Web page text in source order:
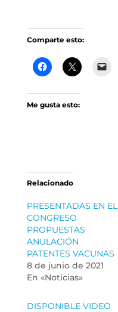
Comparte esto:
Me gusta esto:
Relacionado
PRESENTADAS EN EL
CONGRESO
PROPUESTAS
ANULACIÓN
PATENTES VACUNAS
8 de junio de 2021
En «Noticias»
DISPONIBLE VIDEO